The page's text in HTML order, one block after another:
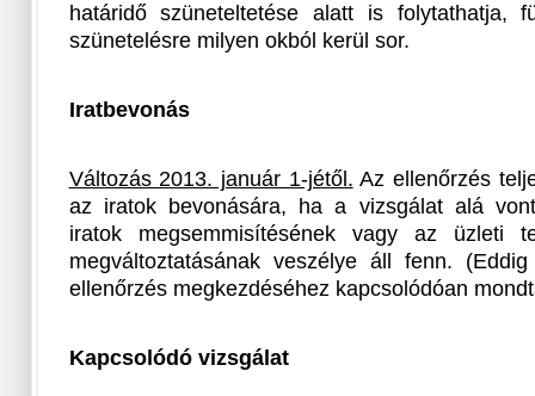
határidő szüneteltetése alatt is folytathatja,
szünetelésre milyen okból kerül sor.
Iratbevonás
Változás 2013. január 1-jétől. Az ellenőrzés
az iratok bevonására, ha a vizsgálat alá
iratok megsemmisítésének vagy az üzleti
megváltoztatásának veszélye áll fenn.
ellenőrzés megkezdéséhez kapcsolódóan
Kapcsolódó vizsgálat